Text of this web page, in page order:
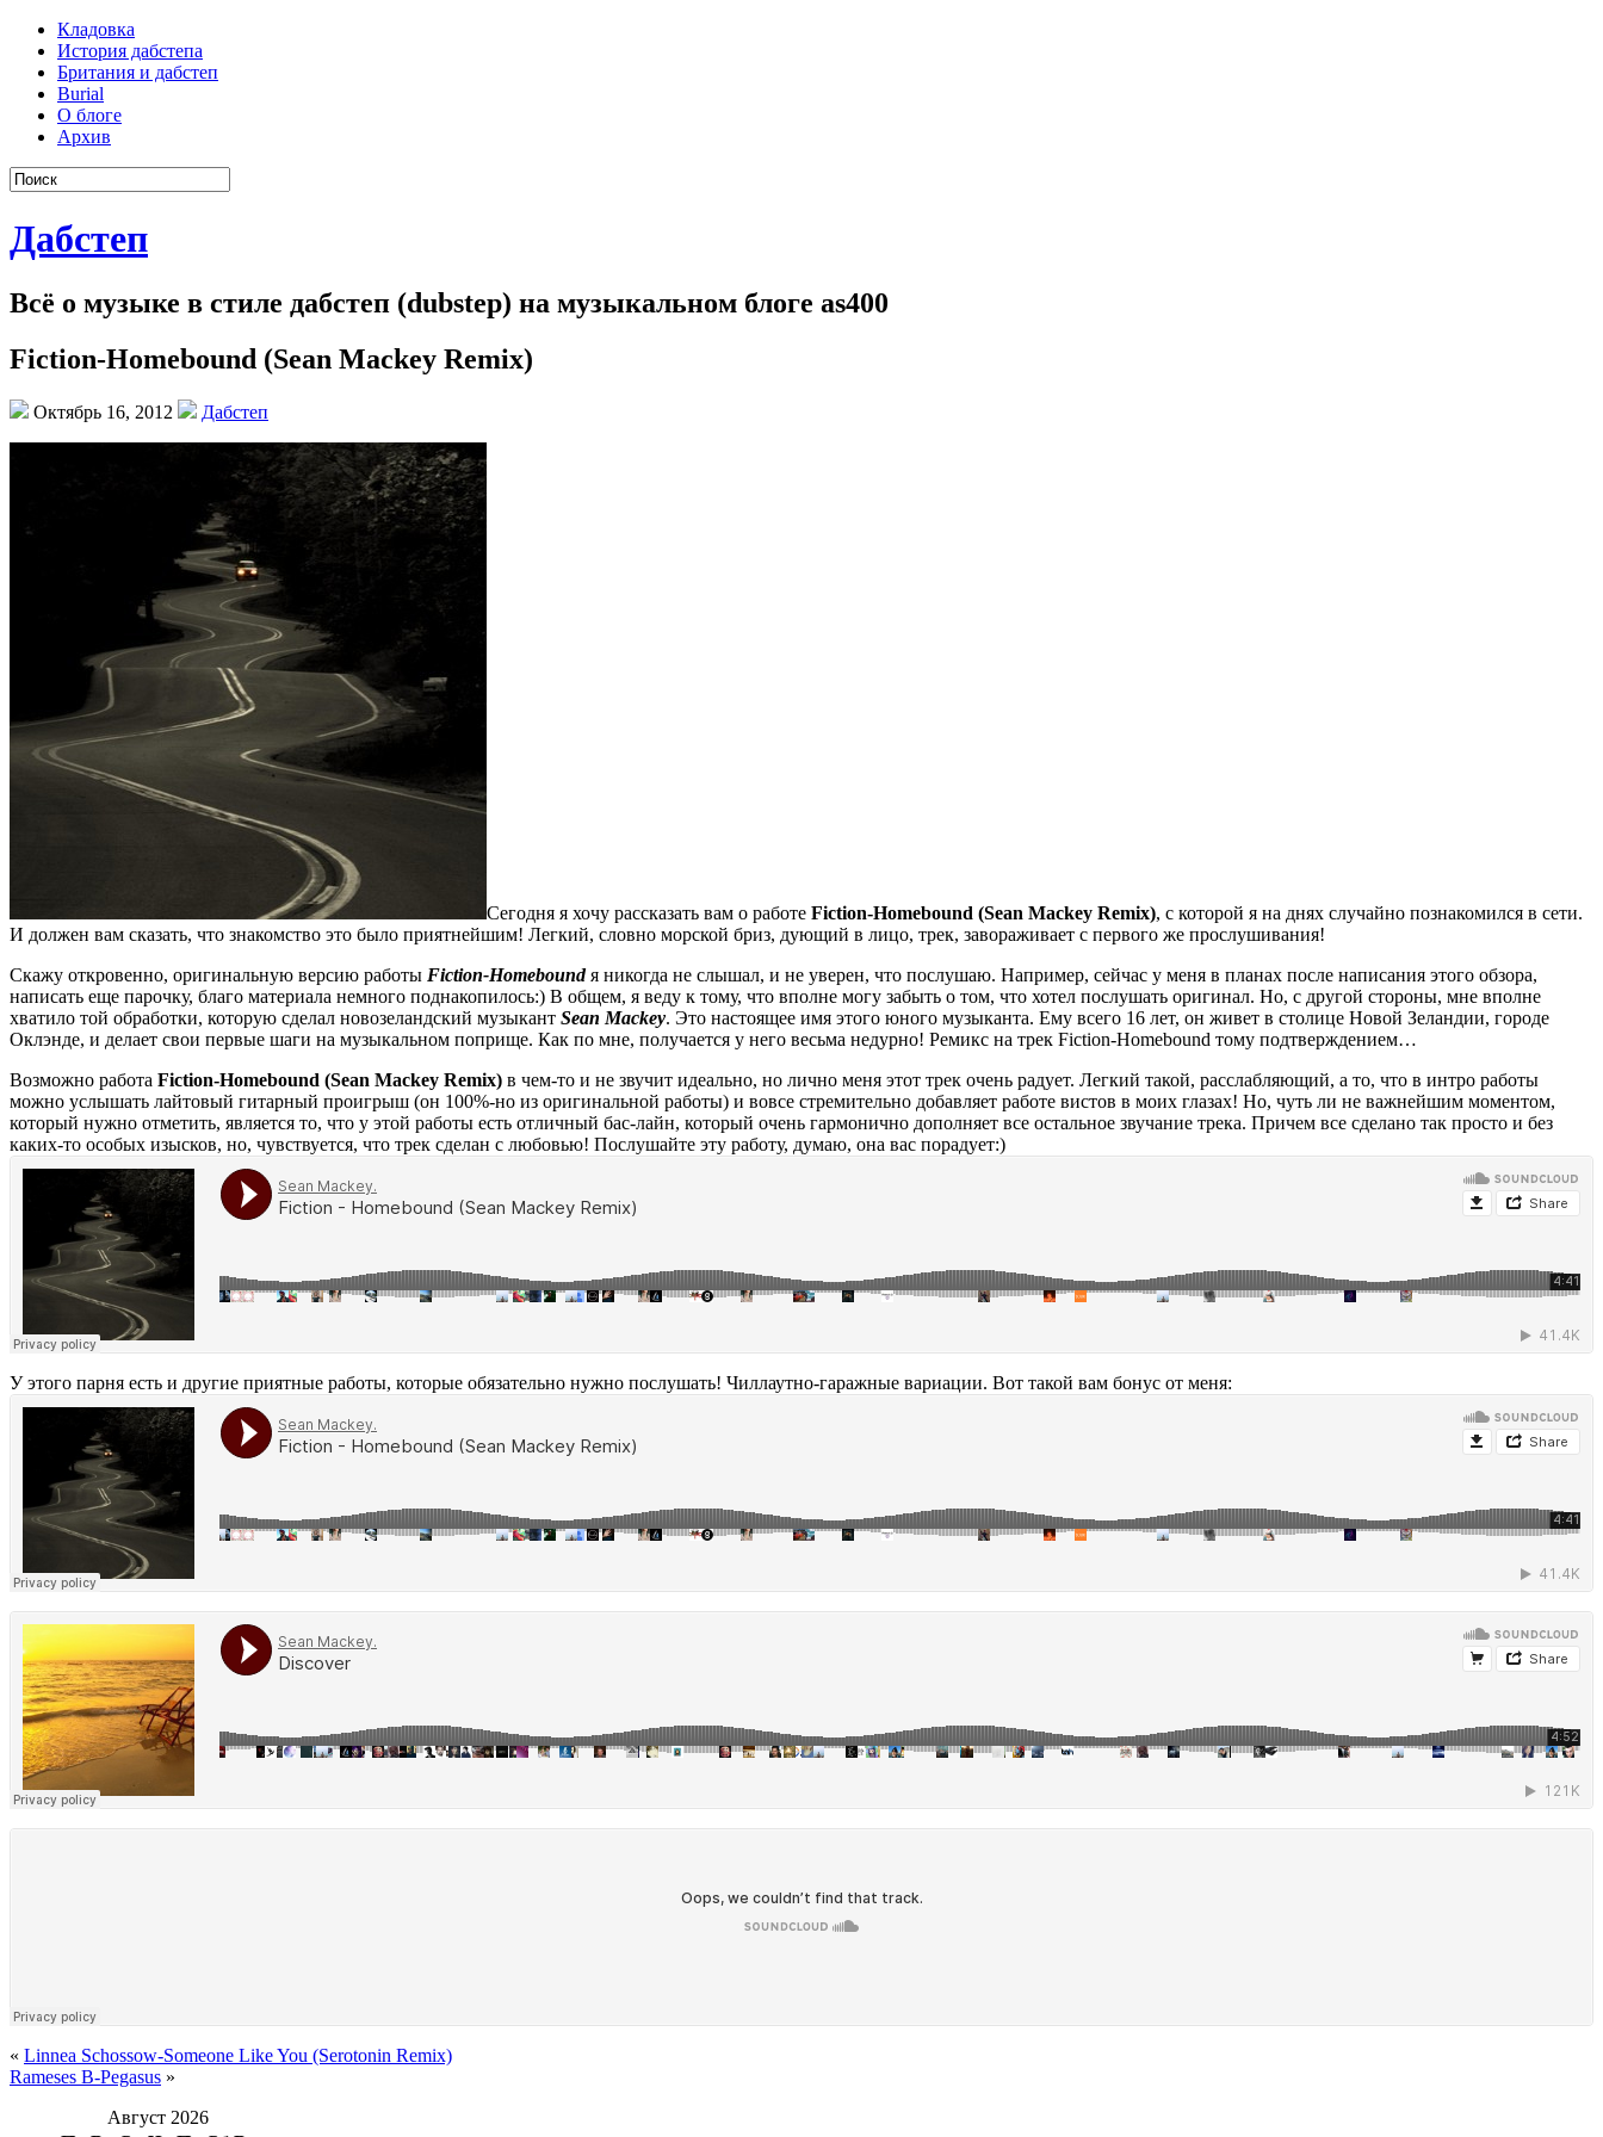
Кладовка
История дабстепа
Британия и дабстеп
Burial
О блоге
Архив
Дабстеп
Всё о музыке в стиле дабстеп (dubstep) на музыкальном блоге as400
Fiction-Homebound (Sean Mackey Remix)
Октябрь 16, 2012 Дабстеп
Сегодня я хочу рассказать вам о работе Fiction-Homebound (Sean Mackey Remix), с которой я на днях случайно познакомился в сети.
И должен вам сказать, что знакомство это было приятнейшим! Легкий, словно морской бриз, дующий в лицо, трек, завораживает с первого же прослушивания!
Скажу откровенно, оригинальную версию работы Fiction-Homeboundя никогда не слышал, и не уверен, что послушаю. Например, сейчас у меня в планах после написания этого обзора,
написать еще парочку, благо материала немного поднакопилось:) В общем, я веду к тому, что вполне могу забыть о том, что хотел послушать оригинал. Но, с другой стороны, мне вполне
хватило той обработки, которую сделал новозеландский музыкант Sean Mackey. Это настоящее имя этого юного музыканта. Ему всего 16 лет, он живет в столице Новой Зеландии, городе
Оклэнде, и делает свои первые шаги на музыкальном поприще. Как по мне, получается у него весьма недурно! Ремикс на трек Fiction-Homebound тому подтверждением…
Возможно работа Fiction-Homebound (Sean Mackey Remix) в чем-то и не звучит идеально, но лично меня этот трек очень радует. Легкий такой, расслабляющий, а то, что в интро работы
можно услышать лайтовый гитарный проигрыш (он 100%-но из оригинальной работы) и вовсе стремительно добавляет работе вистов в моих глазах! Но, чуть ли не важнейшим моментом,
который нужно отметить, является то, что у этой работы есть отличный бас-лайн, который очень гармонично дополняет все остальное звучание трека. Причем все сделано так просто и без
каких-то особых изысков, но, чувствуется, что трек сделан с любовью! Послушайте эту работу, думаю, она вас порадует:)
У этого парня есть и другие приятные работы, которые обязательно нужно послушать! Чиллаутно-гаражные вариации. Вот такой вам бонус от меня:
« Linnea Schossow-Someone Like You (Serotonin Remix)
Rameses B-Pegasus »
Август 2026